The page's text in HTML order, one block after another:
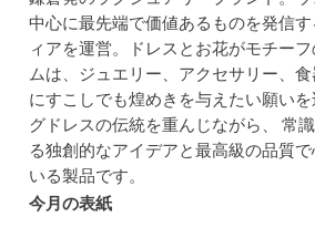
中心に最先端で価値あるものを発信
ィアを運営。ドレスとお花がモチー
ムは、ジュエリー、アクセサリー、
にすこしでも煌めきを与えたい願い
グドレスの伝統を重んじながら、 常
る独創的なアイデアと最高級の品質
いる製品です。
今月の表紙